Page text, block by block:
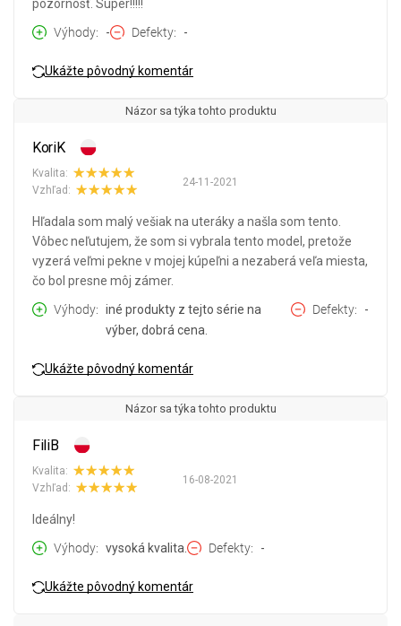
pozornosť. Super!!!!!
Výhody
- Defekty -
Ukážte pôvodný komentár
Názor sa týka tohto produktu
KoriK
24-11-2021
Kvalita:
Vzhľad:
Hľadala som malý vešiak na uteráky a našla som tento.
Vôbec neľutujem, že som si vybrala tento model, pretože
vyzerá veľmi pekne v mojej kúpeľni a nezaberá veľa miesta,
čo bol presne môj zámer.
Výhody
iné produkty z tejto série na
výber, dobrá cena.
Defekty -
Ukážte pôvodný komentár
Názor sa týka tohto produktu
FiliB
16-08-2021
Kvalita:
Vzhľad:
Ideálny!
Výhody
vysoká kvalita. Defekty -
Ukážte pôvodný komentár